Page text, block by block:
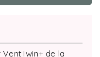
de la